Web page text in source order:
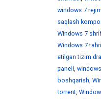
windows 7
saqlash
Windows 7
Windows 7
etilgan tizim
paneli,
boshqarish,
torrent,